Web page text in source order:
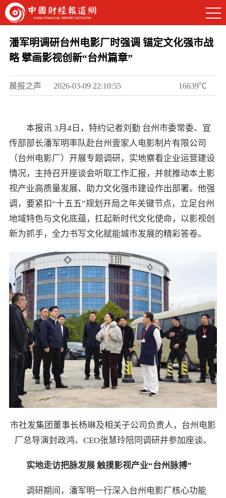
潘军明调研台州电影厂时强调 锚定文化强市战
略 擘画影视创新“台州篇章”
晨报之声 2026-03-09 22:10:55 16639℃
本报讯 3月4日，特约记者刘勤 台州市委常委、宣
传部部长潘军明率队赴台州壹家人电影制片有限公司
（台州电影厂）开展专题调研，实地察看企业运营建设
情况，主持召开座谈会听取工作汇报，并就推动本土影
视产业高质量发展、助力文化强市建设作出部署。他强
调，要紧扣“十五五”规划开局之年关键节点，立足台州
地域特色与文化底蕴，扛起新时代文化使命，以影视创
新为抓手，全力书写文化赋能城市发展的精彩答卷。
市社发集团董事长杨琳及相关子公司负责人，台州电影
厂总导演封政鸿、CEO张慧玲陪同调研并参加座谈。
实地走访把脉发展 触摸影视产业“台州脉搏”
调研期间，潘军明一行深入台州电影厂核心功能